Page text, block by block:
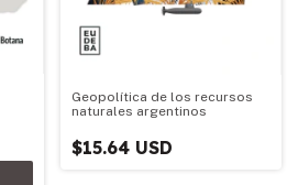
Geopolítica de los recursos
naturales argentinos
$15.64 USD